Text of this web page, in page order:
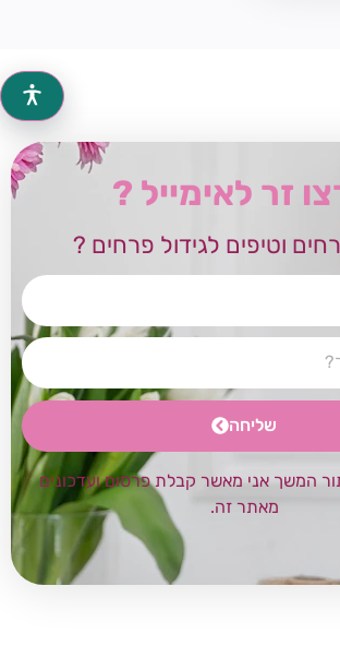
זר לאימייל ?
וטיפים לגידול פרחים ?
שליחה
המשך אני מאשר קבלת פרסום ועדכונים
מאתר זה.